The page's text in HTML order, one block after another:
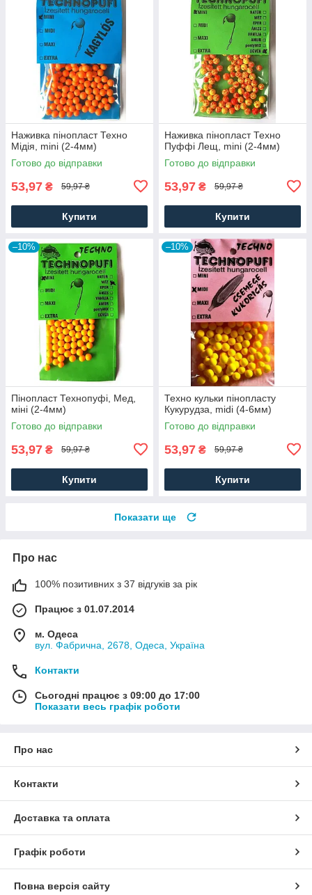
Наживка пінопласт Техно
Мідія, mini (2-4мм)
Готово до відправки
53,97 ₴ 59,97 ₴
Купити
Наживка пінопласт Техно
Пуффі Лещ, mini (2-4мм)
Готово до відправки
53,97 ₴ 59,97 ₴
Купити
–10%
Пінопласт Технопуфі, Мед,
міні (2-4мм)
Готово до відправки
53,97 ₴ 59,97 ₴
Купити
–10%
Техно кульки пінопласту
Кукурудза, midi (4-6мм)
Готово до відправки
53,97 ₴ 59,97 ₴
Купити
Показати ще
Про нас
100% позитивних з 37 відгуків за рік
Працює з 01.07.2014
м. Одеса
вул. Фабрична, 2678, Одеса, Україна
Контакти
Сьогодні працює з 09:00 до 17:00
Показати весь графік роботи
Про нас
Контакти
Доставка та оплата
Графік роботи
Повна версія сайту